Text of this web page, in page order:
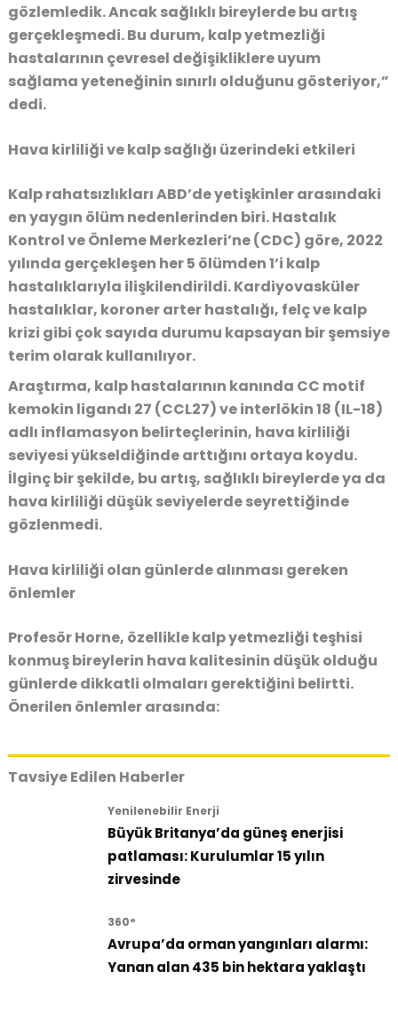
gözlemledik. Ancak sağlıklı bireylerde bu artış
gerçekleşmedi. Bu durum, kalp yetmezliği
hastalarının çevresel değişikliklere uyum
sağlama yeteneğinin sınırlı olduğunu gösteriyor,”
dedi.
Hava kirliliği ve kalp sağlığı üzerindeki etkileri
Kalp rahatsızlıkları ABD’de yetişkinler arasındaki
en yaygın ölüm nedenlerinden biri.Hastalık
Kontrol ve Önleme Merkezleri’ne (CDC) göre, 2022
yılında gerçekleşen her 5 ölümden 1’i kalp
hastalıklarıyla ilişkilendirildi. Kardiyovasküler
hastalıklar, koroner arter hastalığı, felç ve kalp
krizi gibi çok sayıda durumu kapsayan bir şemsiye
terim olarak kullanılıyor.
Araştırma, kalp hastalarının kanında CC motif
kemokin ligandı 27 (CCL27)veinterlökin 18 (IL-18)
adlı inflamasyon belirteçlerinin, hava kirliliği
seviyesi yükseldiğinde arttığını ortaya koydu.
İlginç bir şekilde, bu artış, sağlıklı bireylerde ya da
hava kirliliği düşük seviyelerde seyrettiğinde
gözlenmedi.
Hava kirliliği olan günlerde alınması gereken
önlemler
Profesör Horne, özellikle kalp yetmezliği teşhisi
konmuş bireylerin hava kalitesinin düşük olduğu
günlerde dikkatli olmaları gerektiğini belirtti.
Önerilen önlemler arasında:
Tavsiye Edilen Haberler
Yenilenebilir Enerji
Büyük Britanya’da güneş enerjisi
patlaması: Kurulumlar 15 yılın
zirvesinde
360°
Avrupa’da orman yangınları alarmı:
Yanan alan 435 bin hektara yaklaştı